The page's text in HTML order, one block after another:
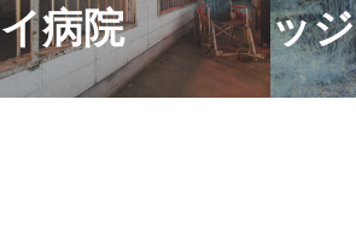
イ病院
ッジ